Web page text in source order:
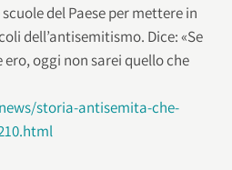
del Paese per mettere in
dell’antisemitismo. Dice: «Se
oggi non sarei quello che
storia-antisemita-che-